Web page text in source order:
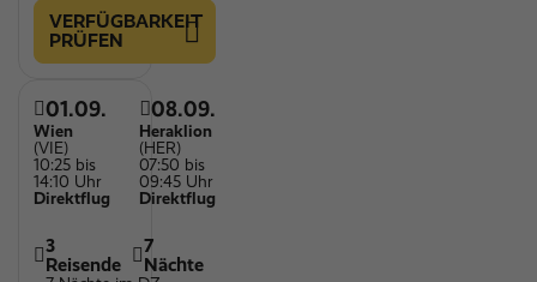
VERFÜGBARKEIT
PRÜFEN
01.09.
Wien
(VIE)
10:25 bis
14:10 Uhr
Direktflug
08.09.
Heraklion
(HER)
07:50 bis
09:45 Uhr
Direktflug
3
Reisende
7
Nächte